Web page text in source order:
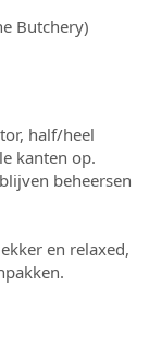
Butchery)
half/heel
kanten op.
beheersen
en relaxed,